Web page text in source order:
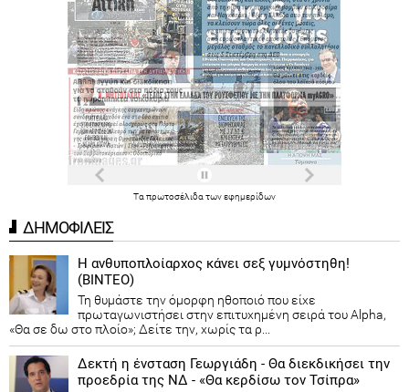
Ταπρωτοσέλιδατωνεφημερίδων
ΔΗΜΟΦΙΛΕΙΣ
Η ανθυποπλοίαρχος κάνει σεξ γυμνόστηθη!
(ΒΙΝΤΕΟ)
Τη θυμάστε την όμορφη ηθοποιό που είχε
πρωταγωνιστήσει στην επιτυχημένη σειρά του Alpha,
«Θα σε δω στο πλοίο»; Δείτε την, χωρίς τα ρ...
Δεκτή η ένσταση Γεωργιάδη - Θα διεκδικήσει την
προεδρία της ΝΔ - «Θα κερδίσω τον Τσίπρα»